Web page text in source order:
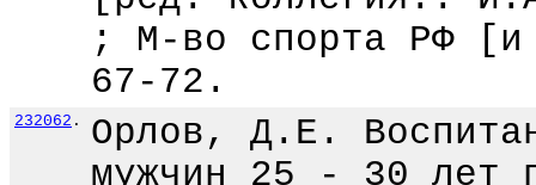
; М-во спорта РФ
67-72.
232062 .
Орлов, Д.Е.
мужчин 25 - 30 лет